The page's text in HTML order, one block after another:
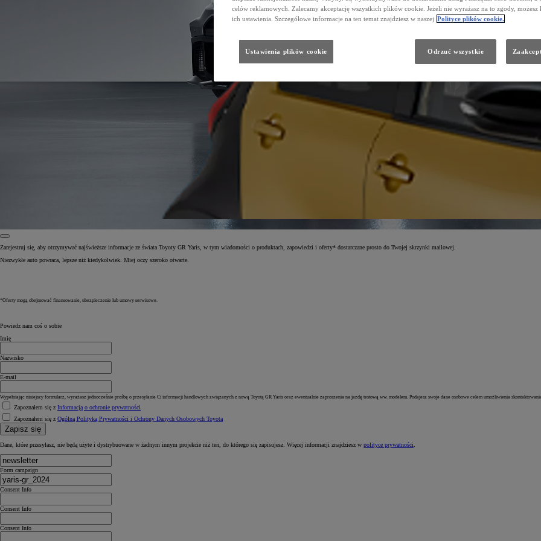
Zarejestruj się, aby otrzymywać najświeższe informacje ze świata Toyoty GR Yaris, w tym wiadomości o produktach, zapowiedzi i oferty* dostarczane prosto do Twojej skrzynki mailowej.
Niezwykłe auto powraca, lepsze niż kiedykolwiek. Miej oczy szeroko otwarte.
*Oferty mogą obejmować finansowanie, ubezpieczenie lub umowy serwisowe.
Powiedz nam coś o sobie
Imię
Nazwisko
E-mail
Wypełniając niniejszy formularz, wyrażasz jednocześnie prośbę o przesyłanie Ci informacji handlowych związanych z nową Toyotą GR Yaris oraz ewentualnie zaproszenia na jazdę testową ww. modelem. Podajesz swoje dane osobowe celem umożliwienia
Zapoznałem się z Informacją o ochronie prywatności
Zapoznałem się z Ogólną Polityką Prywatności i Ochrony Danych Osobowych Toyota
Zapisz się
Dane, które przesyłasz, nie będą użyte i dystrybuowane w żadnym innym projekcie niż ten, do którego się zapisujesz. Więcej informacji znajdziesz w polityce prywatności
Form campaign
Consent Info
Consent Info
Consent Info
celów reklamowych. Zalecamy akceptację wszystkich plików cookie. Jeżeli nie wyrażasz na to zgody, możesz
ich ustawienia. Szczegółowe informacje na ten temat znajdziesz w naszej Polityce plików cookie.
Odrzuć wszystkie
Ustawienia plików cookie